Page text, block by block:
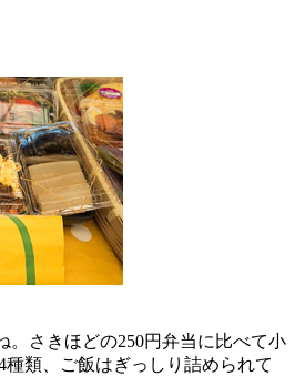
。さきほどの250円弁当に比べて小
種類、ご飯はぎっしり詰められて